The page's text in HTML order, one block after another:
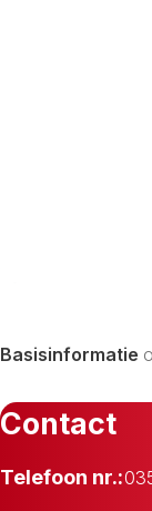
Basisinformatie
Contact
Telefoon nr.: